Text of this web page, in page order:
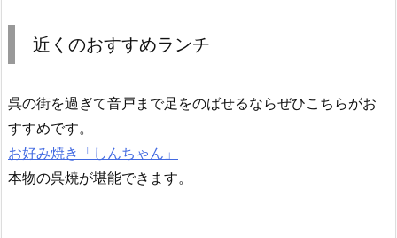
近くのおすすめランチ
呉の街を過ぎて音戸まで足をのばせるならぜひこちらがお
すすめです。
お好み焼き「しんちゃん」
本物の呉焼が堪能できます。